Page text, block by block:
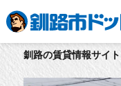
釧路の賃貸情報サイト